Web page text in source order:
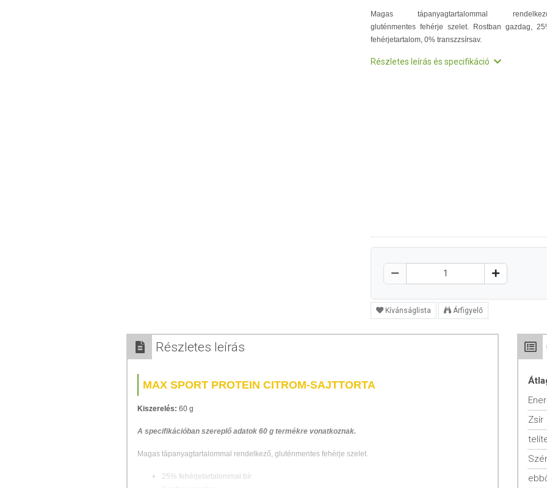
Magas tápanyagtartalommal
gluténmentes fehérje szelet. Rostban gazdag,
fehérjetartalom, 0% transzzsírsav.
Részletes leírás és specifikáció
Kívánságlista Árfigyelő
Részletes leírás
MAX SPORT PROTEIN CITROM-SAJTTORTA
Kiszerelés: 60 g
A specifikációban szereplő adatok 60 g termékre vonatkoznak.
Magas tápanyagtartalommal rendelkező, gluténmentes fehérje szelet.
25% fehérjetartalommal bír
Zsír